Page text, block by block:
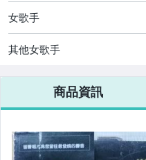
女歌手
其他女歌手
商品資訊